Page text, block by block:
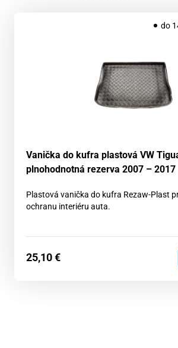
do
Vanička do kufra plastová VW
plnohodnotná rezerva 2007 – 2017
Plastová vanička do kufra Rezaw-Plast
ochranu interiéru auta.
25,10€